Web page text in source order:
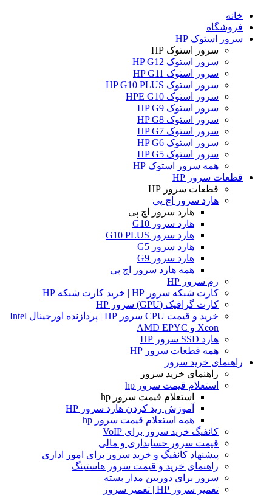
خانه
فروشگاه
سرور استوک HP
سرور استوک HP
سرور استوک HP G12
سرور استوک HP G11
سرور استوک HP G10 PLUS
سرور استوک HPE G10
سرور استوک HP G9
سرور استوک HP G8
سرور استوک HP G7
سرور استوک HP G6
سرور استوک HP G5
همه سرور استوک HP
قطعات سرور HP
قطعات سرور HP
هارد سرور اچ پی
هارد سرور اچ پی
هارد سرور G10
هارد سرور G10 PLUS
هارد سرور G5
هارد سرور G9
همه هارد سرور اچ پی
رم سرور HP
کارت شبکه سرور HP | خرید کارت شبکه HP
کارت گرافیک (GPU) سرور HP
خرید و قیمت CPU سرور HP | پردازنده اورجینال Intel
Xeon و AMD EPYC
هارد SSD سرور HP
همه قطعات سرور HP
راهنمای خرید سرور
راهنمای خرید سرور
استعلام قیمت سرور hp
استعلام قیمت سرور hp
آموزش ريد كردن هارد سرور HP
همه استعلام قیمت سرور hp
کانفیگ خرید سرور برای VoIP
قیمت سرور حسابداری و مالی
پیشنهاد کانفیگ و خرید سرور برای امور اداری
راهنمای خرید و قیمت سرور هاستینگ
سرور برای دوربین مدار بسته
تعمیر سرور HP | تعمیر سرور